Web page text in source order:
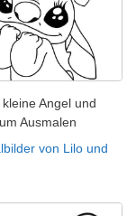
Angel und
Ausmalen
von Lilo und